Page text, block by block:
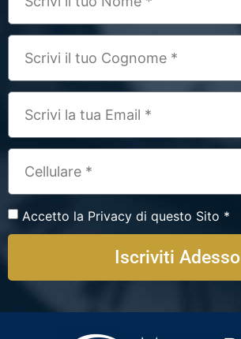
Accetto la Privacy di questo Sito *
Iscriviti Adesso